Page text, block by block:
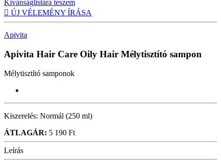
Kívánságlistára teszem
 ÚJ VÉLEMÉNY ÍRÁSA
Apivita
Apivita Hair Care Oily Hair Mélytisztító sampon
Mélytisztító samponok
Kiszerelés: Normál (250 ml)
ÁTLAGÁR: 5 190 Ft
Leírás